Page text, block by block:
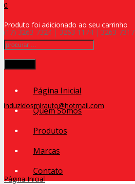
(17) 3263-7324 | 3263-1174 | 3263-7317
induzidosmirauto@hotmail.com
Página Inicial
0
Produto foi adicionado ao seu carrinho
Página Inicial
Quem Somos
Produtos
Marcas
Contato